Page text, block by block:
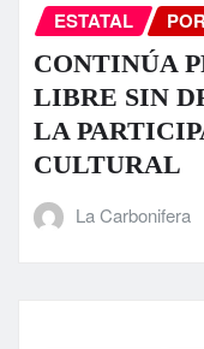
ESTATAL
CONTINÚA
LIBRE SIN
LA
CULTURAL
La Carbonifera